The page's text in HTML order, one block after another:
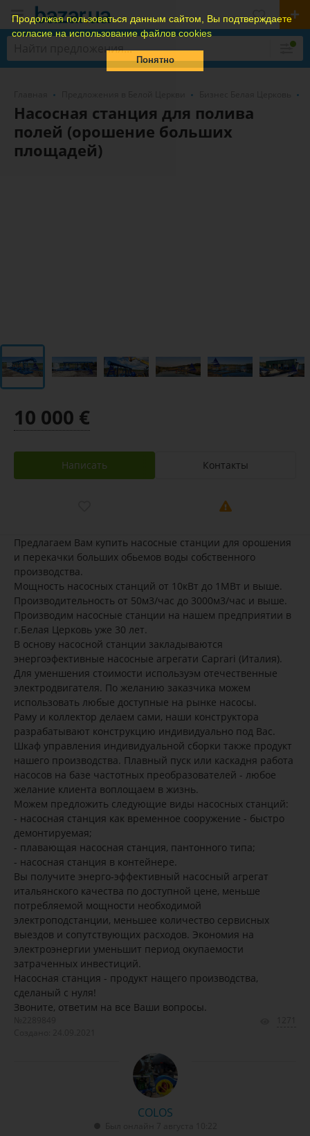
Продолжая пользоваться данным сайтом, Вы подтверждаете
согласие на использование файлов cookies
Понятно
Насосная станция для полива
полей (орошение больших
площадей)
10 000 €
Написать Контакты
Предлагаем Вам купить насосные станции для орошения
и перекачки больших обьемов воды собственного
производства.
Мощность насосных станций от 10кВт до 1МВт и выше.
Производительность от 50м3/час до 3000м3/час и выше.
Производим насосные станции на нашем предприятии в
г.Белая Церковь уже 30 лет.
В основу насосной станции закладываются
энергоэфективные насосные агрегати Caprari (Италия).
Для уменшения стоимости используэм отечественные
электродвигателя. По желанию заказчика можем
использовать любые доступные на рынке насосы.
Раму и коллектор делаем сами, наши конструктора
разрабатывают конструкцию индивидуально под Вас.
Шкаф управления индивидуальной сборки также продукт
нашего производства. Плавный пуск или каскадня работа
насосов на базе частотных преобразователей - любое
желание клиента воплощаем в жизнь.
Можем предложить следующие виды насосных станций:
- насосная станция как временное сооружение - быстро
демонтируемая;
- плавающая насосная станция, пантонного типа;
- насосная станция в контейнере.
Вы получите энерго-эффективный насосный агрегат
итальянского качества по доступной цене, меньше
потребляемой мощности необходимой
электроподстанции, меньшее количество сервисных
выездов и сопутствующих расходов. Экономия на
электроэнергии уменьшит период окупаемости
затраченных инвестиций.
Насосная станция - продукт нащего производства,
сделаный с нуля!
Звоните, ответим на все Ваши вопросы.
COLOS